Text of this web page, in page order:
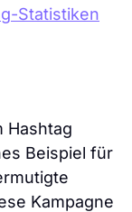
Statistiken
Hashtag
Beispiel für
Kampagne